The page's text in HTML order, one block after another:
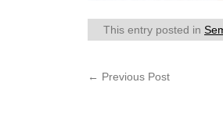
This entry posted in
← Previous Post